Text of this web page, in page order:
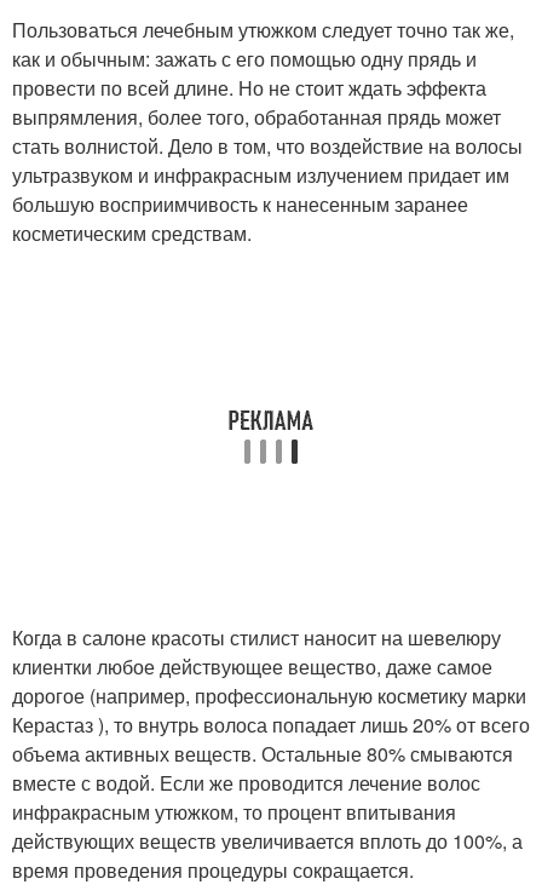
Пользоваться лечебным утюжком следует точно так же,
как и обычным: зажать с его помощью одну прядь и
провести по всей длине. Но не стоит ждать эффекта
выпрямления, более того, обработанная прядь может
стать волнистой. Дело в том, что воздействие на волосы
ультразвуком и инфракрасным излучением придает им
большую восприимчивость к нанесенным заранее
косметическим средствам.
Когда в салоне красоты стилист наносит на шевелюру
клиентки любое действующее вещество, даже самое
дорогое (например, профессиональную косметику марки
Керастаз ), то внутрь волоса попадает лишь 20% от всего
объема активных веществ. Остальные 80% смываются
вместе с водой. Если же проводится лечение волос
инфракрасным утюжком, то процент впитывания
действующих веществ увеличивается вплоть до 100%, а
время проведения процедуры сокращается.